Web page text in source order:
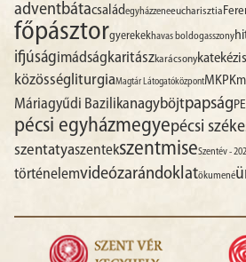
adventbátacsaládegyházzeneeucharisztia
főpásztorgyerekekhavas boldogasszony
ifjúságimádságkaritászkarácsonykatekézis
közösségliturgiaMagtár LátogatóközpontMKPK
Máriagyűdi Bazilikanagyböjtpapság
pécsi egyházmegyepécsi
szentatyaszentekszentmiseSzentév -
történelemvideózarándoklatökumené